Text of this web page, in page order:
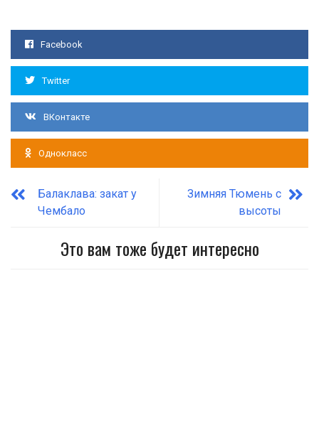
Facebook
Twitter
ВКонтакте
Однокласс
Балаклава: закат у
Чембало
Зимняя Тюмень с
высоты
Это вам тоже будет интересно